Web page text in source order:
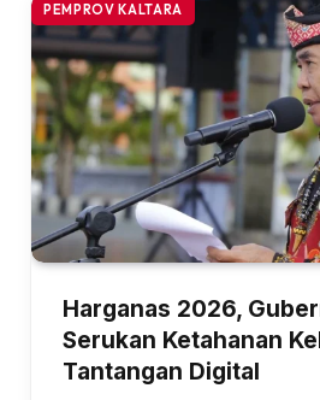
PEMPROV KALTARA
Harganas 2026,
Serukan Ketahanan
Tantangan Digital